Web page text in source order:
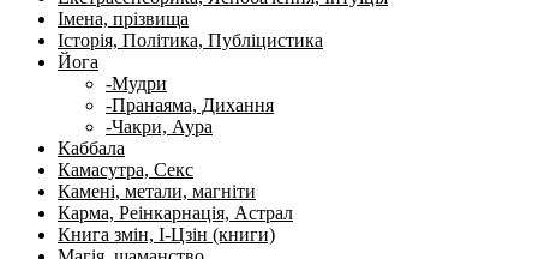
Імена, прізвища
Історія, Політика, Публіцистика
Йога
-Мудри
-Пранаяма, Дихання
-Чакри, Аура
Каббала
Камасутра, Секс
Камені, метали, магніти
Карма, Реінкарнація, Астрал
Книга змін, І-Цзін (книги)